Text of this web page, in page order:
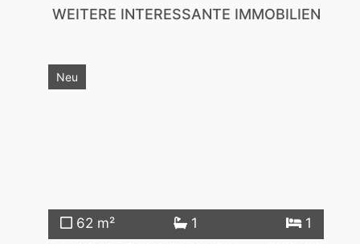
WEITERE INTERESSANTE IMMOBILIEN
Neu
62 m² 1 1